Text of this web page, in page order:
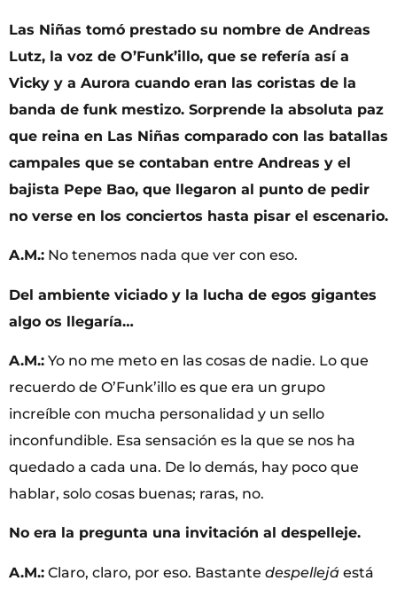
Las Niñas tomó prestado su nombre de Andreas
Lutz, la voz de O’Funk’illo, que se refería así a
Vicky y a Aurora cuando eran las coristas de la
banda de funk mestizo. Sorprende la absoluta paz
que reina en Las Niñas comparado con las batallas
campales que se contaban entre Andreas y el
bajista Pepe Bao, que llegaron al punto de pedir
no verse en los conciertos hasta pisar el escenario.
A.M.: No tenemos nada que ver con eso.
Del ambiente viciado y la lucha de egos gigantes
algo os llegaría…
A.M.: Yo no me meto en las cosas de nadie. Lo que
recuerdo de O’Funk’illo es que era un grupo
increíble con mucha personalidad y un sello
inconfundible. Esa sensación es la que se nos ha
quedado a cada una. De lo demás, hay poco que
hablar, solo cosas buenas; raras, no.
No era la pregunta una invitación al despelleje.
A.M.: Claro, claro, por eso. Bastante despellejá está